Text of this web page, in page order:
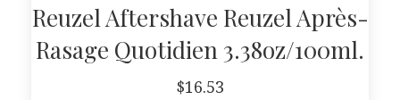
Reuzel Aftershave Reuzel Après-
Rasage Quotidien 3.38oz/100ml.
$16.53